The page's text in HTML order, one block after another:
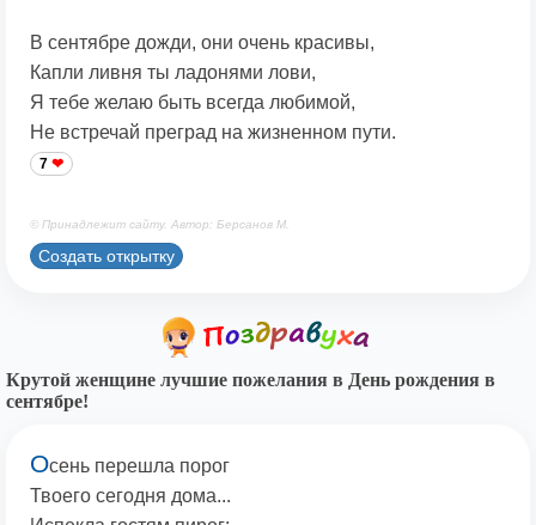
В сентябре дожди, они очень красивы,
Капли ливня ты ладонями лови,
Я тебе желаю быть всегда любимой,
Не встречай преград на жизненном пути.
7
© Принадлежит сайту. Автор: Берсанов М.
Создать открытку
Крутой женщине лучшие пожелания в День рождения в
сентябре!
Осень перешла порог
Твоего сегодня дома...